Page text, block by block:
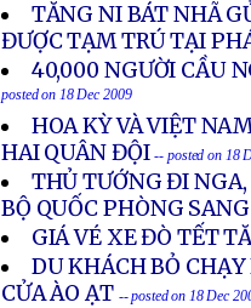
TĂNG NI BÁT NHÃ
ĐƯỢC TẠM TRÚ TẠI
40,000 NGƯỜI CẦU
posted on 18 Dec 2009
HOA KỲ VÀ VIỆT
HAI QUÂN ĐỘI -- posted on 18
THỦ TƯỚNG ĐI
BỘ QUỐC PHÒNG
GIÁ VÉ XE ĐÒ TẾT
DU KHÁCH BỎ
CỬA ÀO ẠT -- posted on 18 Dec